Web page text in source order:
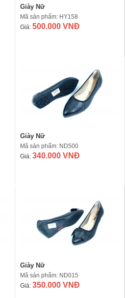
Giày Nữ
Mã sản phẩm: HY158
Giá: 500.000 VNĐ
Giày Nữ
Mã sản phẩm: ND500
Giá: 340.000 VNĐ
Giày Nữ
Mã sản phẩm: ND015
Giá: 350.000 VNĐ